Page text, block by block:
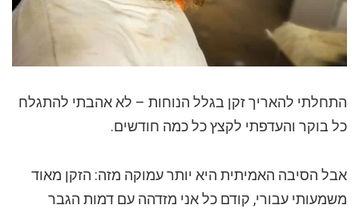
התחלתי להאריך זקן בגלל הנוחות – לא אהבתי להתגלח
כל בוקר והעדפתי לקצץ כל כמה חודשים.
אבל הסיבה האמיתית היא יותר עמוקה מזה: הזקן מאוד
משמעותי עבורי, קודם כל אני מזדהה עם דמות הגבר